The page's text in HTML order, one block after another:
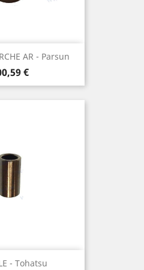
AR - Parsun
€
- Tohatsu